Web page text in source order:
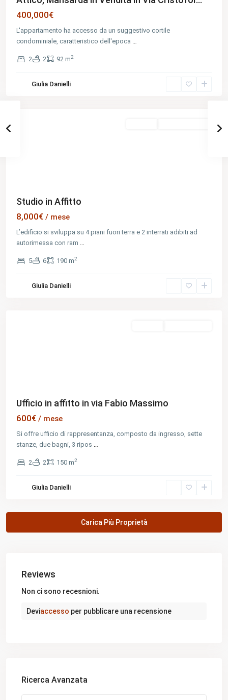
400,000€
L'appartamento ha accesso da un suggestivo cortile
condominiale, caratteristico dell'epoca …
2 2 92 m2
Giulia Danielli
Studio in Affitto
8,000€ / mese
L’edificio si sviluppa su 4 piani fuori terra e 2 interrati adibiti ad
autorimessa con ram …
5 6 190 m2
Giulia Danielli
Ufficio in affitto in via Fabio Massimo
600€ / mese
Si offre ufficio di rappresentanza, composto da ingresso, sette
stanze, due bagni, 3 ripos …
2 2 150 m2
Giulia Danielli
Reviews
Non ci sono recesnioni.
Deviaccesso per pubblicare una recensione
Ricerca Avanzata